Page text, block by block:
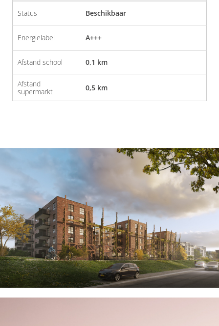
Status Beschikbaar
Energielabel A+++
Afstand school 0,1 km
Afstand
supermarkt
0,5 km